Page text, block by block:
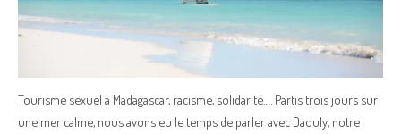
Tourisme sexuel à Madagascar, racisme, solidarité…. Partis trois jours sur
une mer calme, nous avons eu le temps de parler avec Daouly, notre